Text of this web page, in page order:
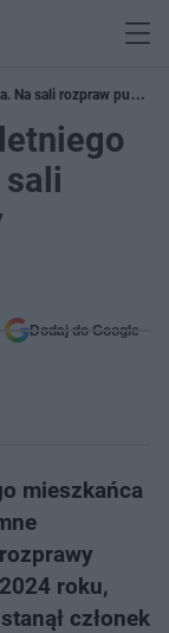
Na sali rozpraw puściły
sali
Dodaj do Google
mieszkańca
roku,
członek